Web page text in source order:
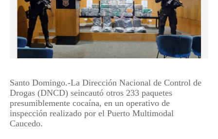
Santo Domingo.-La Dirección Nacional de Control de
Drogas (DNCD) seincautó otros 233 paquetes
presumiblemente cocaína, en un operativo de
inspección realizado por el Puerto Multimodal
Caucedo.